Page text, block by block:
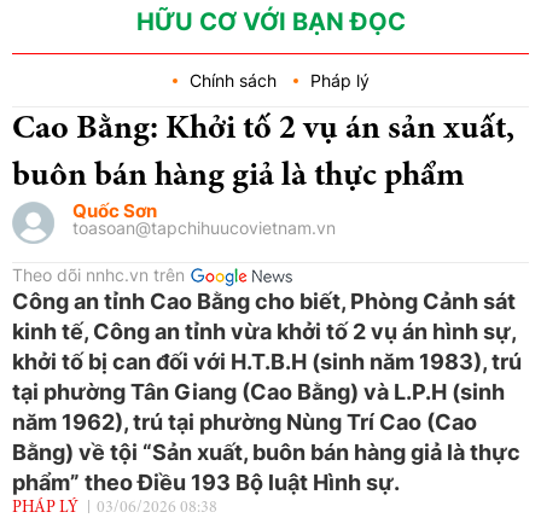
Cách tư duy mới: Hỗ
HỮU CƠ VỚI BẠN ĐỌC
Chính sách Pháp lý
Cao Bằng: Khởi tố 2 vụ án sản xuất,
buôn bán hàng giả là thực phẩm
Quốc Sơn
toasoan@tapchihuucovietnam.vn
Theo dõi nnhc.vn trên
Công an tỉnh Cao Bằng cho biết, Phòng Cảnh sát
kinh tế, Công an tỉnh vừa khởi tố 2 vụ án hình sự,
khởi tố bị can đối với H.T.B.H (sinh năm 1983), trú
tại phường Tân Giang (Cao Bằng) và L.P.H (sinh
năm 1962), trú tại phường Nùng Trí Cao (Cao
Bằng) về tội “Sản xuất, buôn bán hàng giả là thực
phẩm” theo Điều 193 Bộ luật Hình sự.
PHÁP LÝ 03/06/2026 08:38